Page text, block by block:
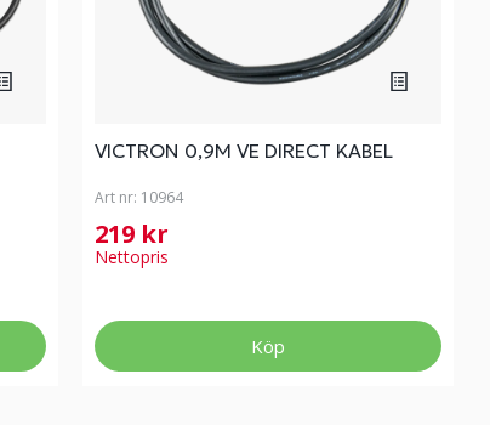
VICTRON 0,9M VE DIRECT KABEL
Art nr: 10964
219 kr
Nettopris
Köp